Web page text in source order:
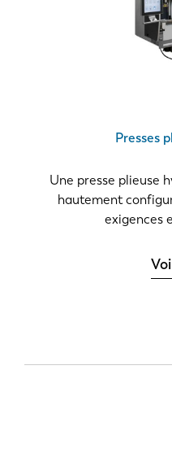
Presses
Une presse plieuse
hautement
exigences